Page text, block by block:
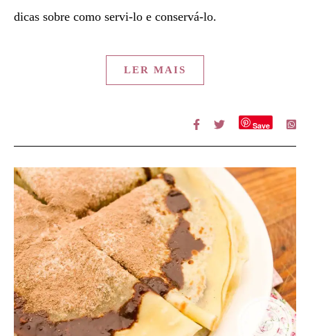
dicas sobre como servi-lo e conservá-lo.
LER MAIS
Save